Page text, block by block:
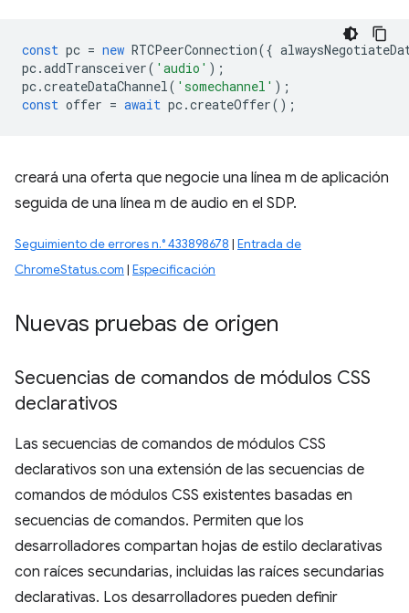
const pc = new RTCPeerConnection({
pc.addTransceiver( 'audio' );
pc.createDataChannel( 'somechannel' );
const offer = await pc.createOffer();
creará una oferta que negocie una línea m de aplicación
seguida de una línea m de audio en el SDP.
Seguimiento de errores n.° 433898678 | Entrada de
ChromeStatus.com | Especificación
Nuevas pruebas de origen
Secuencias de comandos de módulos CSS
declarativos
Las secuencias de comandos de módulos CSS
declarativos son una extensión de las secuencias de
comandos de módulos CSS existentes basadas en
secuencias de comandos. Permiten que los
desarrolladores compartan hojas de estilo declarativas
con raíces secundarias, incluidas las raíces secundarias
declarativas. Los desarrolladores pueden definir